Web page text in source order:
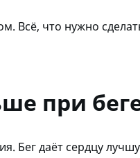
Всё, что нужно
при
Бег даёт сердцу